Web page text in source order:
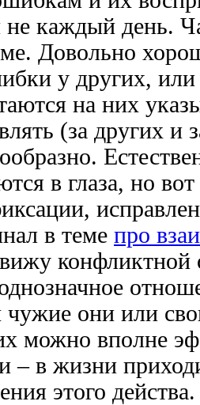
каждый день.
Довольно
у других, или
на них
(за других и
в глаза, но
в теме про
вижу конфликтной
они или
можно вполне
– в жизни
этого действа.